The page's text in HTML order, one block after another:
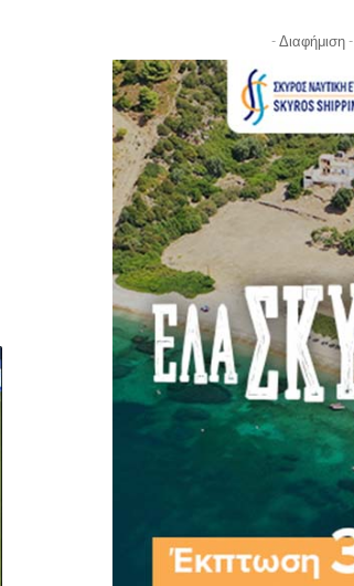
- Διαφήμιση -